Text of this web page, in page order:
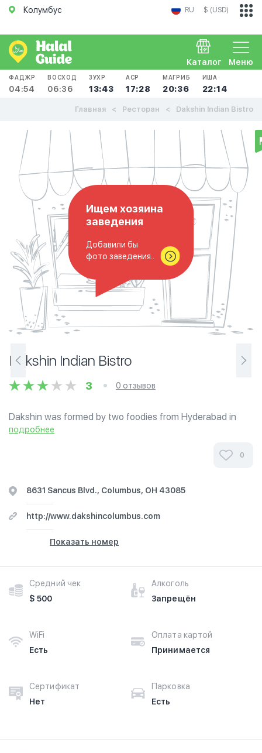
Колумбус RU $ (USD)
Меню
Каталог
ФАДЖР
04:54
ВОСХОД
06:36
ЗУХР
13:43
АСР
17:28
МАГРИБ
20:36
ИША
22:14
Главная Ресторан Dakshin Indian Bistro
Ищем хозяина
заведения
Добавили бы
фото заведения..
Dakshin Indian Bistro
3 0 отзывов
Dakshin was formed by two foodies from Hyderabad in
search for a true authentic South Indian cuisine. Southern
подробнее
0
8631 Sancus Blvd., Columbus, OH 43085
http://www.dakshincolumbus.com
Показать номер
Средний чек
$ 500
Алкоголь
Запрещён
WiFi
Есть
Оплата картой
Принимается
Сертификат
Нет
Парковка
Есть